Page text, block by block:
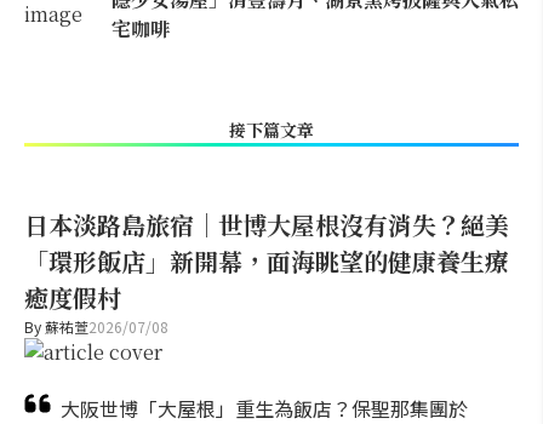
宅咖啡
接下篇文章
日本淡路島旅宿｜世博大屋根沒有消失？絕美
「環形飯店」新開幕，面海眺望的健康養生療
癒度假村
By蘇祐萱2026/07/08
大阪世博「大屋根」重生為飯店？保聖那集團於